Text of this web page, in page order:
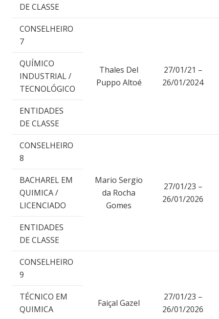
DE CLASSE
CONSELHEIRO
7
Thales Del
Puppo Altoé
27/01/21 –
26/01/2024
QUÍMICO
INDUSTRIAL /
TECNOLÓGICO
ENTIDADES
DE CLASSE
CONSELHEIRO
8
Mario Sergio
da Rocha
Gomes
27/01/23 –
26/01/2026
BACHAREL EM
QUIMICA /
LICENCIADO
ENTIDADES
DE CLASSE
CONSELHEIRO
9
Faiçal Gazel
27/01/23 –
26/01/2026
TÉCNICO EM
QUIMICA